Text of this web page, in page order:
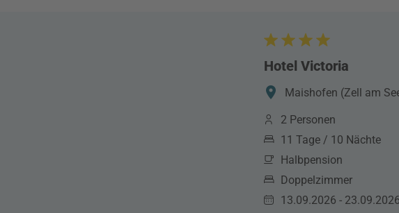
Hotel Victoria
Maishofen (Zell am
2 Personen
11 Tage / 10 Nächte
Halbpension
Doppelzimmer
13.09.2026 -